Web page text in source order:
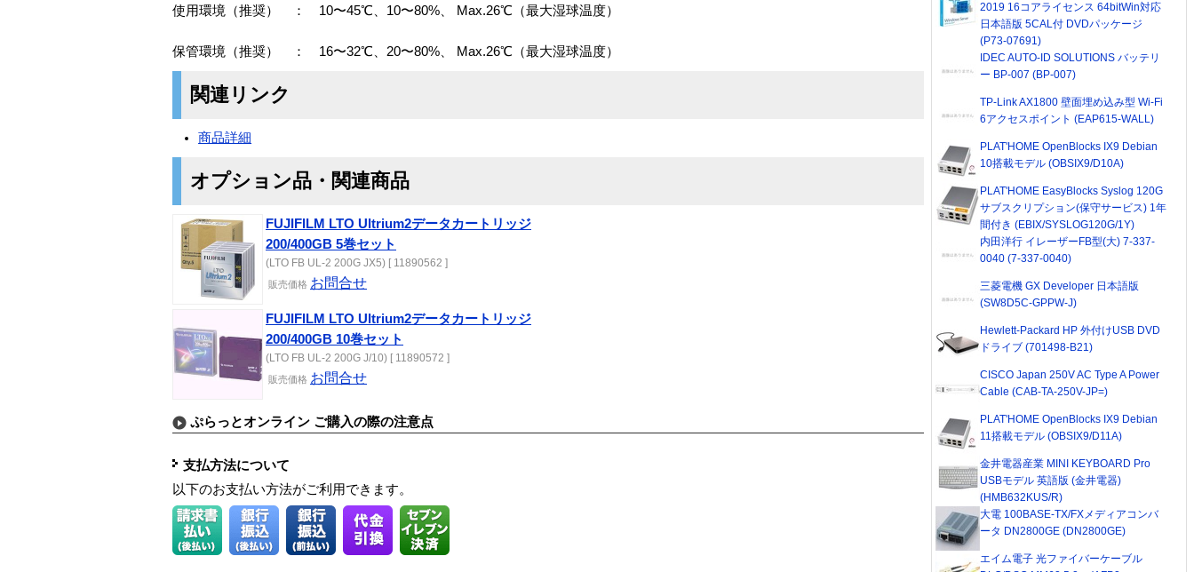
使用環境（推奨） ： 10〜45℃、10〜80%、 Max.26℃（最大湿球温度）
保管環境（推奨） ： 16〜32℃、20〜80%、 Max.26℃（最大湿球温度）
関連リンク
商品詳細
オプション品・関連商品
FUJIFILM LTO Ultrium2データカートリッジ
200/400GB 5巻セット
(LTO FB UL-2 200G JX5) [ 11890562 ]
販売価格 お問合せ
FUJIFILM LTO Ultrium2データカートリッジ
200/400GB 10巻セット
(LTO FB UL-2 200G J/10) [ 11890572 ]
販売価格 お問合せ
ぷらっとオンライン ご購入の際の注意点
支払方法について
以下のお支払い方法がご利用できます。
2019 16コアライセンス 64bitWin対応
日本語版 5CAL付 DVDパッケージ
(P73-07691)
IDEC AUTO-ID SOLUTIONS バッテリ
ー BP-007 (BP-007)
TP-Link AX1800 壁面埋め込み型 Wi-Fi
6アクセスポイント (EAP615-WALL)
PLAT'HOME OpenBlocks IX9 Debian
10搭載モデル (OBSIX9/D10A)
PLAT'HOME EasyBlocks Syslog 120G
サブスクリプション(保守サービス) 1年
間付き (EBIX/SYSLOG120G/1Y)
内田洋行 イレーザーFB型(大) 7-337-
0040 (7-337-0040)
三菱電機 GX Developer 日本語版
(SW8D5C-GPPW-J)
Hewlett-Packard HP 外付けUSB DVD
ドライブ (701498-B21)
CISCO Japan 250V AC Type A Power
Cable (CAB-TA-250V-JP=)
PLAT'HOME OpenBlocks IX9 Debian
11搭載モデル (OBSIX9/D11A)
金井電器産業 MINI KEYBOARD Pro
USBモデル 英語版 (金井電器)
(HMB632KUS/R)
大電 100BASE-TX/FXメディアコンバ
ータ DN2800GE (DN2800GE)
エイム電子 光ファイバーケーブル